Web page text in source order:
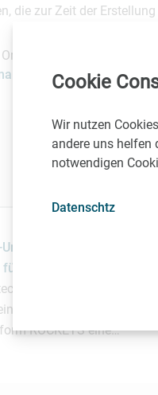
die zur Zeit der
mit Sitz in
nagene
weiteres Wachstum
mit der
ROCKETS eine…
Cookie
Wir nutzen
andere uns helfen
notwendigen
Datenschtz